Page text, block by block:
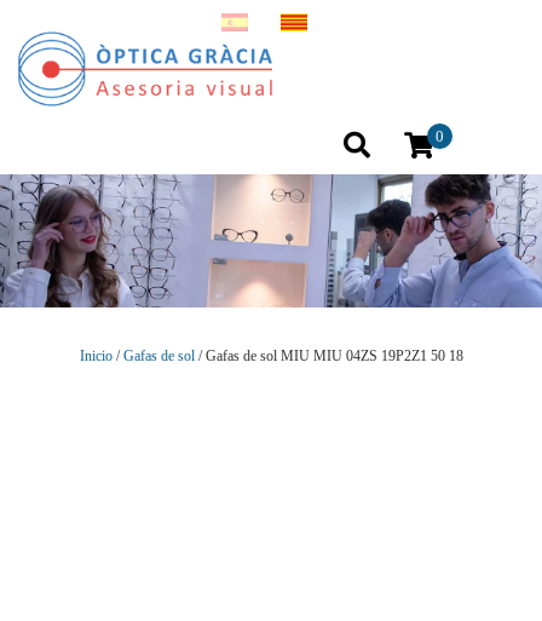
0
Inicio/Gafas de sol/ Gafas de sol MIU MIU 04ZS 19P2Z1 50 18